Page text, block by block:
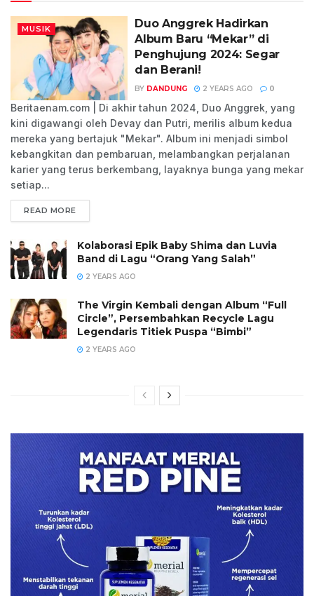
MUSIK
Duo Anggrek Hadirkan
Album Baru “Mekar” di
Penghujung 2024: Segar
dan Berani!
BY DANDUNG 2 YEARS AGO 0
Beritaenam.com | Di akhir tahun 2024, Duo Anggrek, yang
kini digawangi oleh Devay dan Putri, merilis album kedua
mereka yang bertajuk "Mekar". Album ini menjadi simbol
kebangkitan dan pembaruan, melambangkan perjalanan
karier yang terus berkembang, layaknya bunga yang mekar
setiap...
READ MORE
Kolaborasi Epik Baby Shima dan Luvia
Band di Lagu “Orang Yang Salah”
2 YEARS AGO
The Virgin Kembali dengan Album “Full
Circle”, Persembahkan Recycle Lagu
Legendaris Titiek Puspa “Bimbi”
2 YEARS AGO